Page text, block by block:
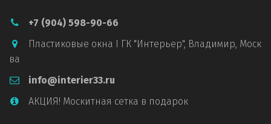
+7 (904) 598-90-66
Пластиковые окна I ГК "Интерьер", Владимир, Моск
ва
info@interier33.ru
АКЦИЯ! Москитная сетка в подарок